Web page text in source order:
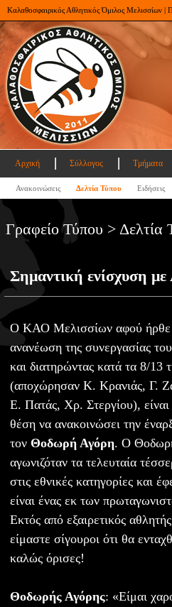
Καλαθοσφαιρικός Αθλητικός Όμιλος Μελισσίων
Αρχική Σύλλογος Τμήματα
Ανακοινώσεις Δελτία Τύπου Ειδήσεις
Γραφείο Τύπου > Δελτία
Σημαντική ενίσχυση
Ο ΚΑΟ Μελισσίων αφού ήρθε
ανανέωση της συνεργασίας
και διατηρώντας κατά τα 8/13
(αποχώρησαν Κ. Κρανιάς, Γ.
Ε. Πατάς, Χρ. Στεργίου), είναι
θέση να ανακοινώσει την
τον Θοδωρή Αγόρη. Ο
αγωνιζόταν τα τελευταία
στις εθνικές κατηγορίες και
είναι ένας εκ των
Εκτός από εξαιρετικός
είμαστε σίγουροι ότι θα
καλώς όρισες!
Θοδωρής Αγόρης: «Είμαι